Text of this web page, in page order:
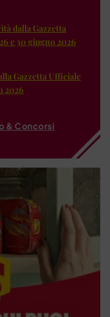
dalla Gazzetta
e 30 giugno 2026
Gazzetta Ufficiale
2026
& Concorsi